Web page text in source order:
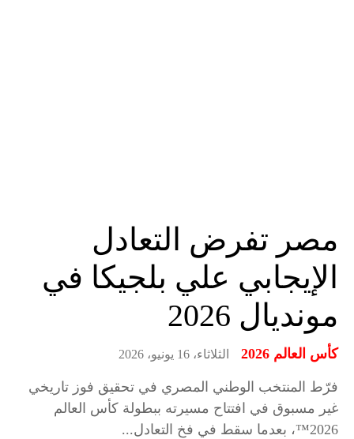
مصر تفرض التعادل
الإيجابي علي بلجيكا في
مونديال 2026
كأس العالم 2026 الثلاثاء، 16 يونيو، 2026
فرّط المنتخب الوطني المصري في تحقيق فوز تاريخي
غير مسبوق في افتتاح مسيرته ببطولة كأس العالم
2026™، بعدما سقط في فخ التعادل...